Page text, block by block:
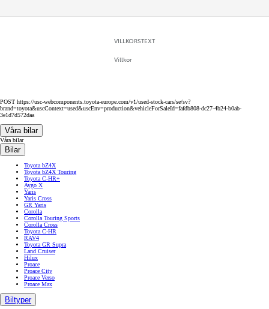
VILLKORSTEXT
Villkor
POST https://usc-webcomponents.toyota-europe.com/v1/used-stock-cars/se/sv?
brand=toyota&uscContext=used&uscEnv=production&vehicleForSaleId=fafdb808-dc27-4b24-b0ab-
3e1d7d572daa
Våra bilar
Våra bilar
Bilar
Toyota bZ4X
Toyota bZ4X Touring
Toyota C-HR+
Aygo X
Yaris
Yaris Cross
GR Yaris
Corolla
Corolla Touring Sports
Corolla Cross
Toyota C-HR
RAV4
Toyota GR Supra
Land Cruiser
Hilux
Proace
Proace City
Proace Verso
Proace Max
Biltyper